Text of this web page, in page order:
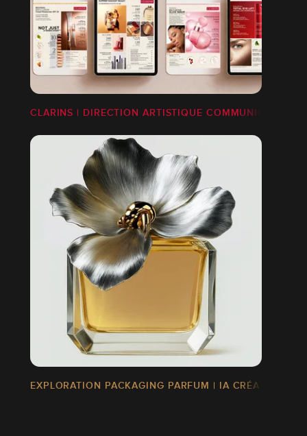
& MODÉLISATION 3D
CLARINS | DIRECTION ARTISTIQUE COMMUNIQUÉ DE
EXPLORATION PACKAGING PARFUM | IA CRÉATIVE &